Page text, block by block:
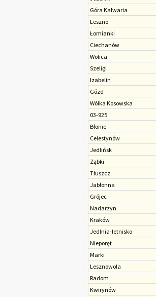
Góra Kalwaria
Leszno
Łomianki
Ciechanów
Wolica
Szeligi
Izabelin
Gózd
Wólka Kosowska
03-925
Błonie
Celestynów
Jedlińsk
Ząbki
Tłuszcz
Jabłonna
Grójec
Nadarzyn
Kraków
Jedlnia-letnisko
Nieporęt
Marki
Lesznowola
Radom
Kwirynów